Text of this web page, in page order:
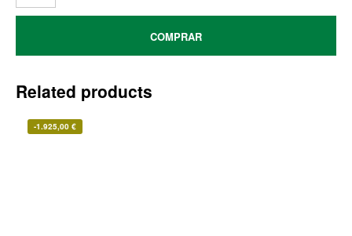
COMPRAR
Related products
-1.925,00 €